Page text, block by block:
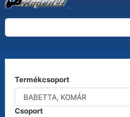
BABETTA, KOMÁR
Termékcsoport
Csoport